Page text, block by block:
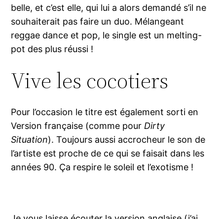
belle, et c’est elle, qui lui a alors demandé s’il ne
souhaiterait pas faire un duo. Mélangeant
reggae dance et pop, le single est un melting-
pot des plus réussi !
Vive les cocotiers
Pour l’occasion le titre est également sorti en
Version française (comme pourDirty
Situation). Toujours aussi accrocheur le son de
l’artiste est proche de ce qui se faisait dans les
années 90. Ça respire le soleil et l’exotisme !